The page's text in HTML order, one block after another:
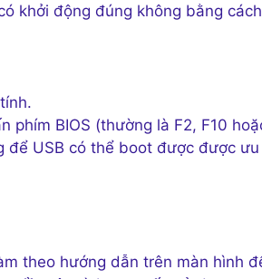
khởi động đúng không bằng
phím BIOS (thường là F2, F10
để USB có thể boot được được
theo hướng dẫn trên màn hình